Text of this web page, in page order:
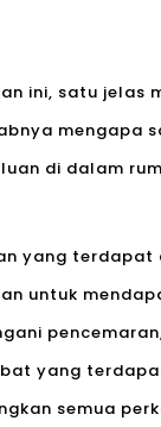
ini, satu
mengapa
di dalam
yang terdapat
untuk
yang
semua